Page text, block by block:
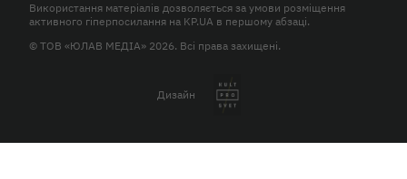
Використання матеріалів дозволяється за умови розміщення
активного гіперпосилання на KP.UA в першому абзаці.
© ТОВ «ЮЛАВ МЕДІА» 2026. Всі права захищені.
Дизайн